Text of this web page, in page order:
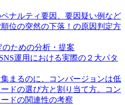
ナルティ要因、要因疑い例など
位の突然の下落！の原因判定方
ための分析・提案
運用における実際の２大パタ
まるのに、コンバージョンは低
ドの選び方と割り当て方。コン
ドの関連性の考察